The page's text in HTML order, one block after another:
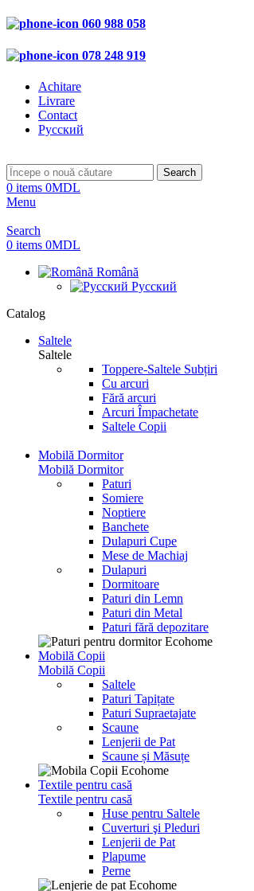
060 988 058
078 248 919
Achitare
Livrare
Contact
Русский
Search
0 items 0MDL
Menu
Search
0 items 0MDL
Română
Русский
Catalog
Saltele
Saltele
Toppere-Saltele Subțiri
Cu arcuri
Fără arcuri
Arcuri Împachetate
Saltele Copii
Mobilă Dormitor
Mobilă Dormitor
Paturi
Somiere
Noptiere
Banchete
Dulapuri Cupe
Mese de Machiaj
Dulapuri
Dormitoare
Paturi din Lemn
Paturi din Metal
Paturi fără depozitare
Mobilă Copii
Mobilă Copii
Saltele
Paturi Tapițate
Paturi Supraetajate
Scaune
Lenjerii de Pat
Scaune și Măsuțe
Textile pentru casă
Textile pentru casă
Huse pentru Saltele
Cuverturi şi Pleduri
Lenjerii de Pat
Plapume
Perne